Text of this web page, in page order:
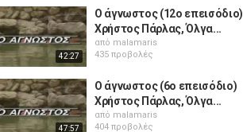
42:27
Ο άγνωστος (12ο επεισόδιο)
Χρήστος Πάρλας, Όλγα...
από malamaris
435 προβολές
47:57
Ο άγνωστος (6ο επεισόδιο)
Χρήστος Πάρλας, Όλγα...
από malamaris
404 προβολές